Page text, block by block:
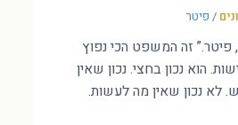
/ פיטר
פיטר.” זה המשפט הכי נפוץ
הוא נכון בחצי. נכון שאין
לא נכון שאין מה לעשות.